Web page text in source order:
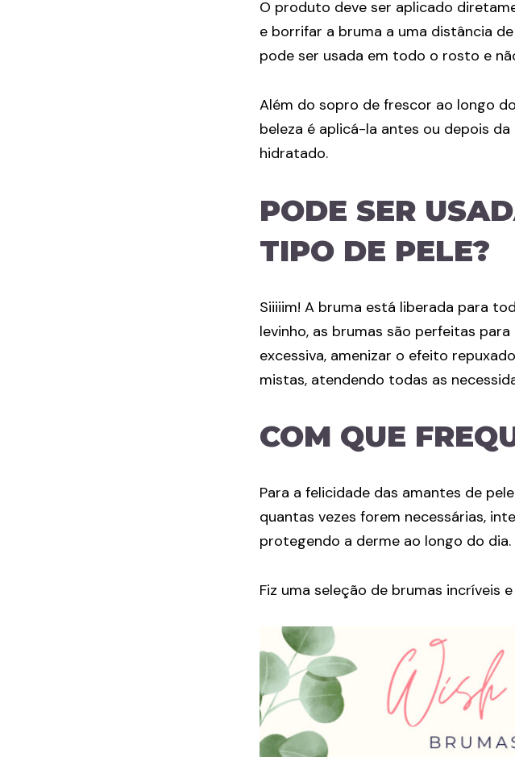
O produto deve ser aplicado
e borrifar a bruma a uma distância
pode ser usada em todo o rosto e
Além do sopro de frescor ao longo
beleza é aplicá-la antes ou depois
hidratado.
PODE SER
TIPO DE PELE?
Siiiiim! A bruma está liberada para
levinho, as brumas são perfeitas
excessiva, amenizar o efeito
mistas, atendendo todas as
COM QUE
Para a felicidade das amantes de
quantas vezes forem necessárias,
protegendo a derme ao longo do dia.
Fiz uma seleção de brumas incríveis